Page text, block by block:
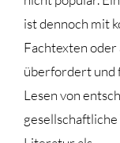
ist dennoch mit
Fachtexten
überfordert und
Lesen von